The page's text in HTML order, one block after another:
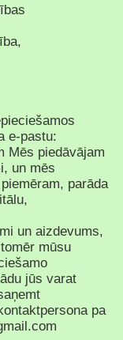
e-pastu:
Mēs piedāvājam
un mēs
parāda
un aizdevums,
mūsu
jūs varat
pa